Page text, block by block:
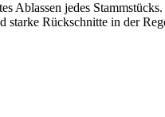
Ablassen jedes
Rückschnitte in der